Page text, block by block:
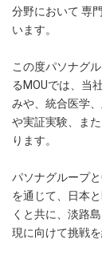
分野において 専
います。
この度パソナグ
るMOUでは、当
みや、統合医学
や実証実験、ま
ります。
パソナグループ
を通じて、日本
くと共に、淡路
現に向けて挑戦